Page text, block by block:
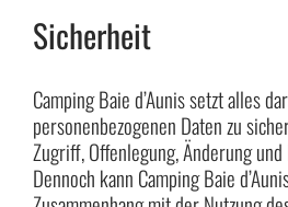
Sicherheit
Camping Baie d’Aunis setzt alles
personenbezogenen Daten zu
Zugriff, Offenlegung, Änderung und
Dennoch kann Camping Baie